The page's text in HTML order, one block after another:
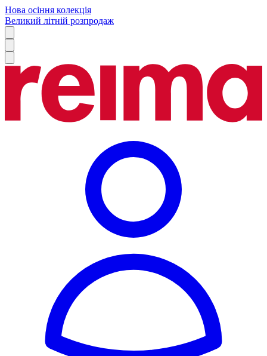
Нова осіння колекція
Великий літній розпродаж